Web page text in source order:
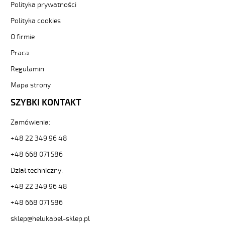
-3-
81900
elastyczne.
500
HMH
5G2,5
Kabel
300/500V
czarne
numerowane,
od
[kod:
11280].
https://www.static.helukabel-
Polityka prywatności
Polityka cookies
O firmie
Praca
Regulamin
Mapa strony
SZYBKI KONTAKT
Zamówienia:
+48 22 349 96 48
+48 668 071 586
Dział techniczny:
+48 22 349 96 48
+48 668 071 586
sklep@helukabel-sklep.pl